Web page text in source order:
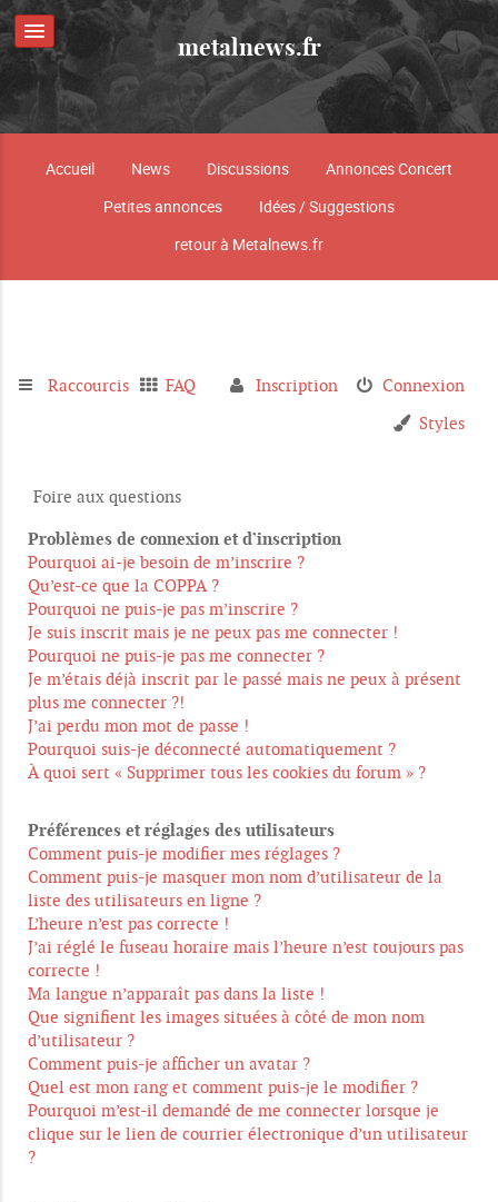
metalnews.fr
Accueil News Discussions
Annonces Concert
Petites annonces
Idées / Suggestions
retour à Metalnews.fr
Raccourcis FAQ Connexion
Inscription
Styles
Foire aux questions
Problèmes de connexion et d’inscription
Pourquoi ai-je besoin de m’inscrire ?
Qu’est-ce que la COPPA ?
Pourquoi ne puis-je pas m’inscrire ?
Je suis inscrit mais je ne peux pas me connecter !
Pourquoi ne puis-je pas me connecter ?
Je m’étais déjà inscrit par le passé mais ne peux à présent
plus me connecter ?!
J’ai perdu mon mot de passe !
Pourquoi suis-je déconnecté automatiquement ?
À quoi sert « Supprimer tous les cookies du forum » ?
Préférences et réglages des utilisateurs
Comment puis-je modifier mes réglages ?
Comment puis-je masquer mon nom d’utilisateur de la
liste des utilisateurs en ligne ?
L’heure n’est pas correcte !
J’ai réglé le fuseau horaire mais l’heure n’est toujours pas
correcte !
Ma langue n’apparaît pas dans la liste !
Que signifient les images situées à côté de mon nom
d’utilisateur ?
Comment puis-je afficher un avatar ?
Quel est mon rang et comment puis-je le modifier ?
Pourquoi m’est-il demandé de me connecter lorsque je
clique sur le lien de courrier électronique d’un utilisateur
?